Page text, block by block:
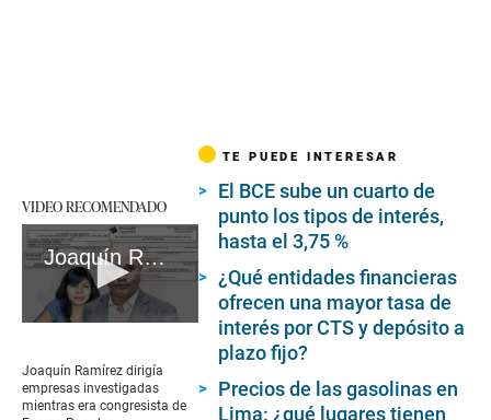
VIDEO RECOMENDADO
Joaquín Ramírez dirigía empresas investigadas mientras era congresista de Fuerza Popular #VideosEC #UI
of
5
minutes,
Joaquín Ramírez dirigía
empresas investigadas
mientras era congresista de
TE PUEDE INTERESAR
El BCE sube un cuarto de
punto los tipos de interés,
hasta el 3,75 %
¿Qué entidades financieras
ofrecen una mayor tasa de
interés por CTS y depósito a
plazo fijo?
Precios de las gasolinas en
Lima: ¿qué lugares tienen